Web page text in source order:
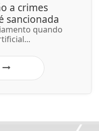
a crimes
sancionada
quando